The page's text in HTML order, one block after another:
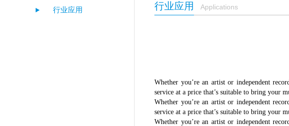
行业应用 行业应用 Applications
Whether you’re an artist or independent
service at a price that’s suitable to bring your
Whether you’re an artist or independent
service at a price that’s suitable to bring your
Whether you’re an artist or independent